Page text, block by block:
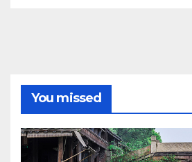
You missed